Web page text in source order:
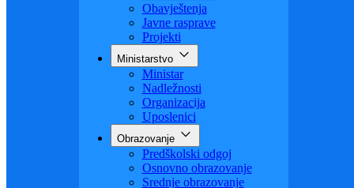
Sve vijesti
Konkursi i oglasi
Javne nabavke
Obavještenja
Javne rasprave
Projekti
Ministarstvo
Ministar
Nadležnosti
Organizacija
Uposlenici
Obrazovanje